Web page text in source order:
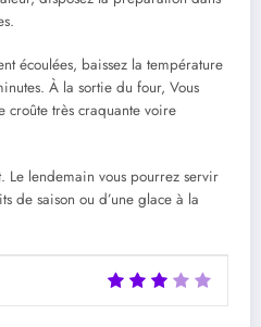
écoulées, baissez la température
À la sortie du four, Vous
croûte très craquante voire
Le lendemain vous pourrez servir
de saison ou d’une glace à la